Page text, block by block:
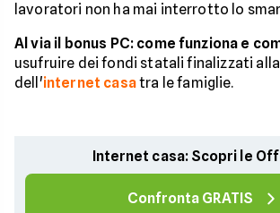
lavoratori non ha mai interrotto lo
Al via il bonus PC: come funziona e
usufruire dei fondi statali finalizzati
dell'internet casatra le famiglie.
Internet casa: Scopri le
Confronta GRATIS